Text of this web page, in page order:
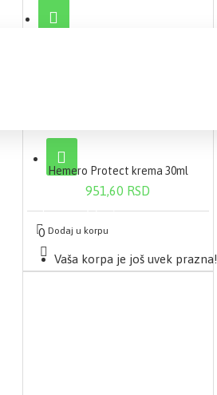
0
Vaša korpa je još uvek prazna!
Hemero Protect krema 30ml
951,60 RSD
Dodaj u korpu